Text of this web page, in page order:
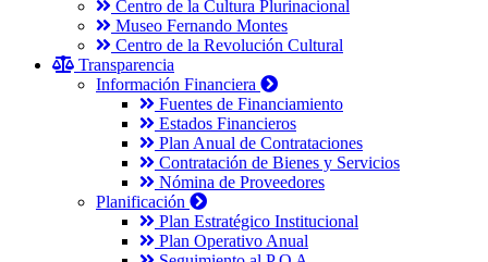
Centro de la Cultura Plurinacional
Museo Fernando Montes
Centro de la Revolución Cultural
Transparencia
Información Financiera
Fuentes de Financiamiento
Estados Financieros
Plan Anual de Contrataciones
Contratación de Bienes y Servicios
Nómina de Proveedores
Planificación
Plan Estratégico Institucional
Plan Operativo Anual